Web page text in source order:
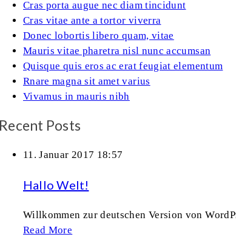
Cras porta augue nec diam tincidunt
Cras vitae ante a tortor viverra
Donec lobortis libero quam, vitae
Mauris vitae pharetra nisl nunc accumsan
Quisque quis eros ac erat feugiat elementum
Rnare magna sit amet varius
Vivamus in mauris nibh
Posts
11. Januar 2017 18:57
Hallo Welt!
Willkommen zur deutschen Version von
Read More